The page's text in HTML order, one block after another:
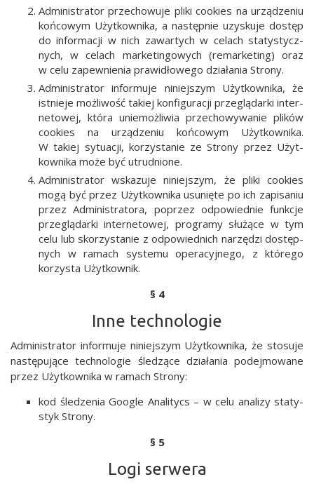
Admi­ni­stra­tor prze­cho­wu­je pli­ki cookies na urzą­dze­niu
koń­co­wym Użyt­kow­ni­ka, a następ­nie uzy­sku­je dostęp
do infor­ma­cji w nich zawar­tych w celach sta­ty­stycz­
nych, w celach mar­ke­tin­go­wych (remar­ke­ting) oraz
w celu zapew­nie­nia pra­wi­dło­we­go dzia­ła­nia Strony.
Admi­ni­stra­tor infor­mu­je niniej­szym Użyt­kow­ni­ka, że
ist­nie­je moż­li­wość takiej kon­fi­gu­ra­cji prze­glą­dar­ki inter­
ne­to­wej, któ­ra unie­moż­li­wia prze­cho­wy­wa­nie pli­ków
cookies na urzą­dze­niu koń­co­wym Użyt­kow­ni­ka.
W takiej sytu­acji, korzy­sta­nie ze Stro­ny przez Użyt­
kow­ni­ka może być utrudnione.
Admi­ni­stra­tor wska­zu­je niniej­szym, że pli­ki cookies
mogą być przez Użyt­kow­ni­ka usu­nię­te po ich zapi­sa­niu
przez Admi­ni­stra­to­ra, poprzez odpo­wied­nie funk­cje
prze­glą­dar­ki inter­ne­to­wej, pro­gra­my słu­żą­ce w tym
celu lub sko­rzy­sta­nie z odpo­wied­nich narzę­dzi dostęp­
nych w ramach sys­te­mu ope­ra­cyj­ne­go, z któ­re­go
korzy­sta Użytkownik.
§ 4
Inne technologie
Admi­ni­stra­tor infor­mu­je niniej­szym Użyt­kow­ni­ka, że sto­su­je
nastę­pu­ją­ce tech­no­lo­gie śle­dzą­ce dzia­ła­nia podej­mo­wa­ne
przez Użyt­kow­ni­ka w ramach Strony:
kod śle­dze­nia Google Ana­li­tycs – w celu ana­li­zy sta­ty­
styk Strony.
§ 5
Logi serwera